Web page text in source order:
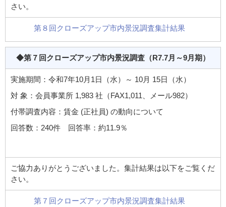
さい。
第８回クローズアップ市内景況調査集計結果
◆第７回クローズアップ市内景況調査 （R7.7月～9月期）
実施期間：令和7年10月1日（水）～ 10月 15日（水）
対 象：会員事業所 1,983 社（FAX1,011、メール982）
付帯調査内容：賃金 (正社員) の動向について
回答数：240件 回答率：約11.9％
ご協力ありがとうございました。集計結果は以下をご覧くだ
さい。
第７回クローズアップ市内景況調査集計結果